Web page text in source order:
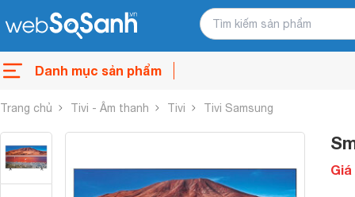
Danh mục sản phẩm
Trang chủ Tivi - Âm thanh Tivi Tivi Samsung
Giá